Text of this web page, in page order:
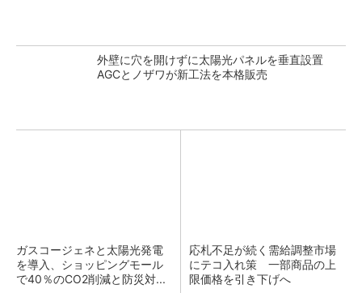
外壁に穴を開けずに太陽光パネルを垂直設置
AGCとノザワが新工法を本格販売
ガスコージェネと太陽光発電
を導入、ショッピングモール
で40％のCO2削減と防災対...
応札不足が続く需給調整市場
にテコ入れ策 一部商品の上
限価格を引き下げへ